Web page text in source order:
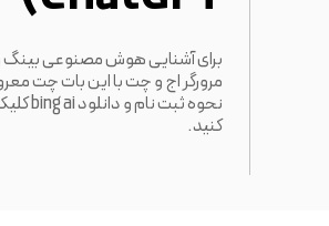
برای آشنایی هوش مصنوعی بینگ و
مرورگر اج و چت با این بات چت معروف و
نحوه ثبت نام و دانلود bing ai کلیک